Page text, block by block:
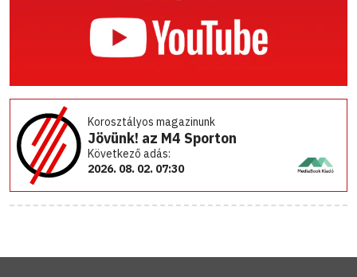
Korosztályos magazinunk
Jövünk! az M4 Sporton
Következő adás:
2026. 08. 02. 07:30